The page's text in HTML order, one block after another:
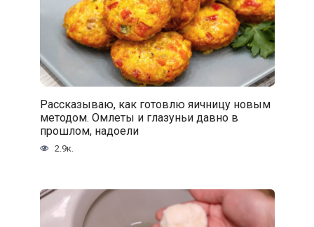
Рассказываю, как готовлю яичницу новым
методом. Омлеты и глазуньи давно в
прошлом, надоели
2.9к.